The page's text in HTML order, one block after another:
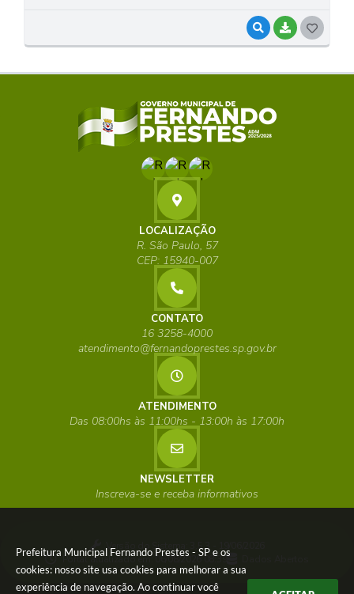
Prefeitura Municipal Fernando Prestes - SP e os
cookies: nosso site usa cookies para melhorar a sua
experiência de navegação. Ao continuar você
VISUALIZAR
BAIXAR
S
LOCALIZAÇÃO
R. São Paulo, 57
CEP: 15940-007
CONTATO
16 3258-4000
atendimento@fernandoprestes.sp.gov.br
ATENDIMENTO
Das 08:00hs às 11:00hs - 13:00h às 17:00h
NEWSLETTER
Inscreva-se e receba informativos
Versão do Sistema:
3.5.3 - 19/06/2026
Portal atualizado em: 06/08/2026 08:39